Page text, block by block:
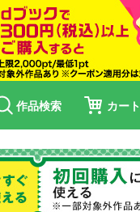
作品検索 カート